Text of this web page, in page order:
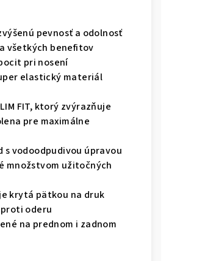
pevnosť a odolnosť
všetkých benefitov
pri nosení
elastický materiál
FIT, ktorý zvýrazňuje
pre maximálne
s vodoodpudivou úpravou
množstvom užitočných
krytá pätkou na druk
oderu
na prednom i zadnom